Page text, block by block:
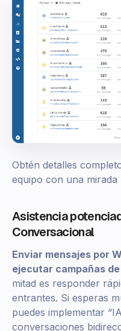
Obtén detalles
equipo con una mirada
Asistencia
Conversacional
Enviar mensajes por
ejecutar campañas
mitad es responder
entrantes. Si esperas
puedes implementar
conversaciones